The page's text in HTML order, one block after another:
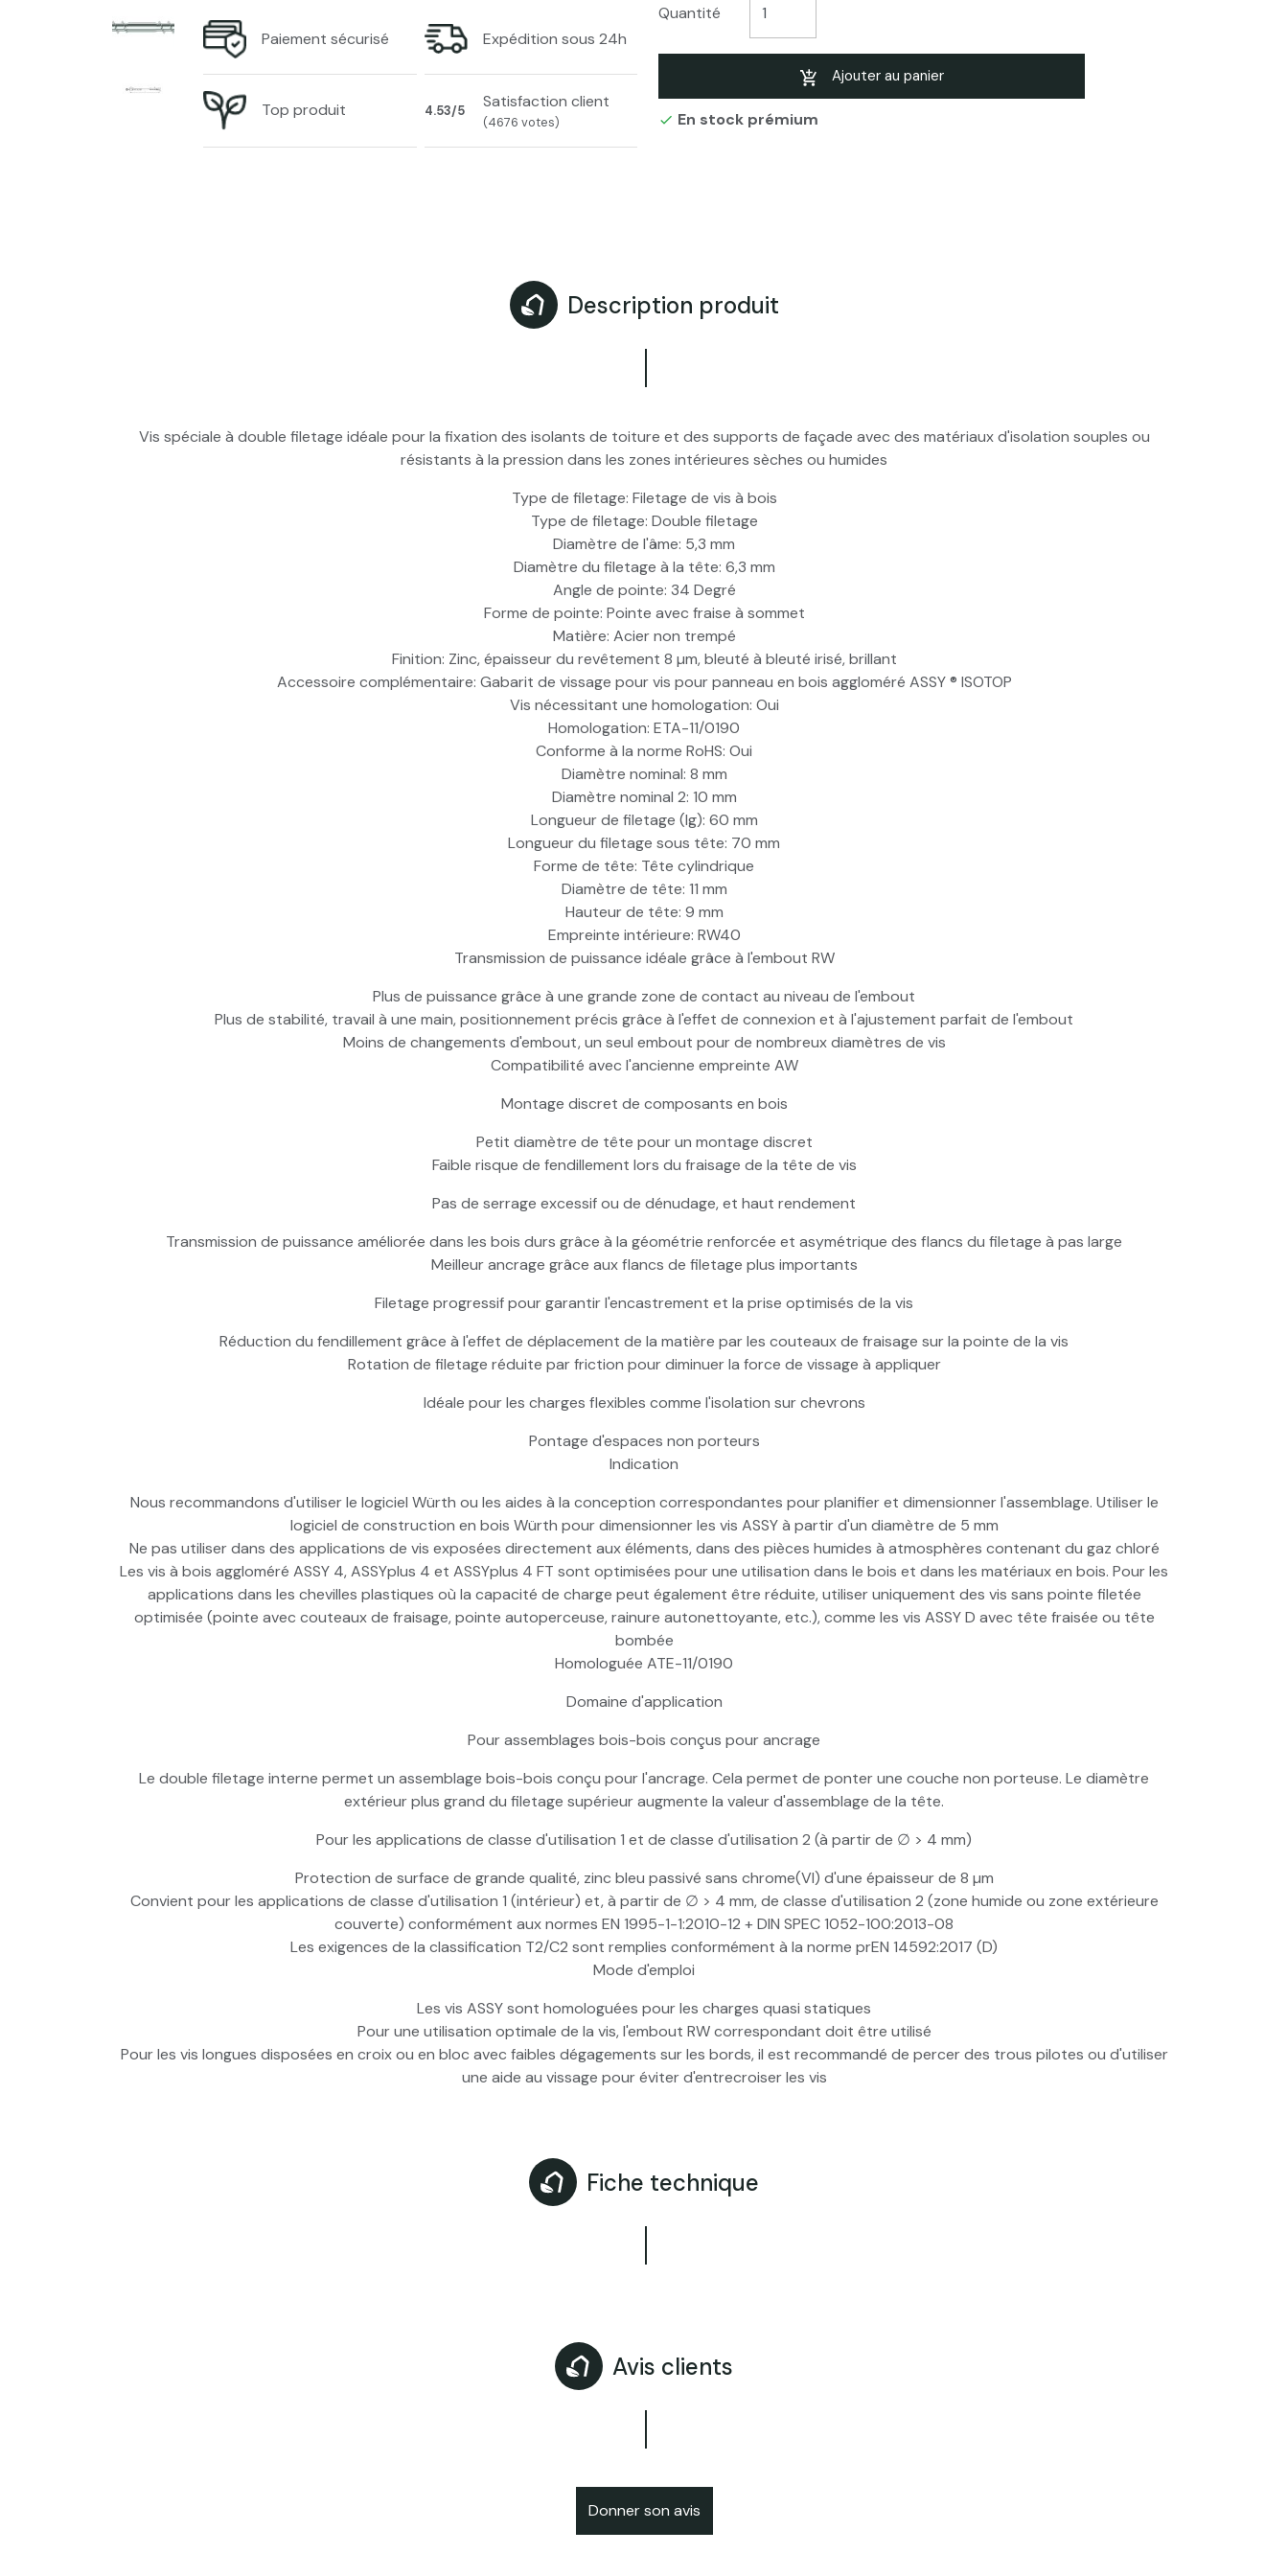
Paiement sécurisé Expédition sous 24h
Top produit 4.53/5 Satisfaction client
(4676 votes)
Quantité
Ajouter au panier
 En stock prémium
Description produit
Vis spéciale à double filetage idéale pour la fixation des isolants de toiture et des supports de façade avec des matériaux d'isolation souples ou
résistants à la pression dans les zones intérieures sèches ou humides
Type de filetage: Filetage de vis à bois
Type de filetage: Double filetage
Diamètre de l'âme: 5,3 mm
Diamètre du filetage à la tête: 6,3 mm
Angle de pointe: 34 Degré
Forme de pointe: Pointe avec fraise à sommet
Matière: Acier non trempé
Finition: Zinc, épaisseur du revêtement 8 µm, bleuté à bleuté irisé, brillant
Accessoire complémentaire: Gabarit de vissage pour vis pour panneau en bois aggloméré ASSY ® ISOTOP
Vis nécessitant une homologation: Oui
Homologation: ETA-11/0190
Conforme à la norme RoHS: Oui
Diamètre nominal: 8 mm
Diamètre nominal 2: 10 mm
Longueur de filetage (lg): 60 mm
Longueur du filetage sous tête: 70 mm
Forme de tête: Tête cylindrique
Diamètre de tête: 11 mm
Hauteur de tête: 9 mm
Empreinte intérieure: RW40
Transmission de puissance idéale grâce à l'embout RW
Plus de puissance grâce à une grande zone de contact au niveau de l'embout
Plus de stabilité, travail à une main, positionnement précis grâce à l'effet de connexion et à l'ajustement parfait de l'embout
Moins de changements d'embout, un seul embout pour de nombreux diamètres de vis
Compatibilité avec l'ancienne empreinte AW
Montage discret de composants en bois
Petit diamètre de tête pour un montage discret
Faible risque de fendillement lors du fraisage de la tête de vis
Pas de serrage excessif ou de dénudage, et haut rendement
Transmission de puissance améliorée dans les bois durs grâce à la géométrie renforcée et asymétrique des flancs du filetage à pas large
Meilleur ancrage grâce aux flancs de filetage plus importants
Filetage progressif pour garantir l'encastrement et la prise optimisés de la vis
Réduction du fendillement grâce à l'effet de déplacement de la matière par les couteaux de fraisage sur la pointe de la vis
Rotation de filetage réduite par friction pour diminuer la force de vissage à appliquer
Idéale pour les charges flexibles comme l'isolation sur chevrons
Pontage d'espaces non porteurs
Indication
Nous recommandons d'utiliser le logiciel Würth ou les aides à la conception correspondantes pour planifier et dimensionner l'assemblage. Utiliser le
logiciel de construction en bois Würth pour dimensionner les vis ASSY à partir d'un diamètre de 5 mm
Ne pas utiliser dans des applications de vis exposées directement aux éléments, dans des pièces humides à atmosphères contenant du gaz chloré
Les vis à bois aggloméré ASSY 4, ASSYplus 4 et ASSYplus 4 FT sont optimisées pour une utilisation dans le bois et dans les matériaux en bois. Pour les
applications dans les chevilles plastiques où la capacité de charge peut également être réduite, utiliser uniquement des vis sans pointe filetée
optimisée (pointe avec couteaux de fraisage, pointe autoperceuse, rainure autonettoyante, etc.), comme les vis ASSY D avec tête fraisée ou tête
bombée
Homologuée ATE-11/0190
Domaine d'application
Pour assemblages bois-bois conçus pour ancrage
Le double filetage interne permet un assemblage bois-bois conçu pour l'ancrage. Cela permet de ponter une couche non porteuse. Le diamètre
extérieur plus grand du filetage supérieur augmente la valeur d'assemblage de la tête.
Pour les applications de classe d'utilisation 1 et de classe d'utilisation 2 (à partir de ∅ > 4 mm)
Protection de surface de grande qualité, zinc bleu passivé sans chrome(VI) d'une épaisseur de 8 µm
Convient pour les applications de classe d'utilisation 1 (intérieur) et, à partir de ∅ > 4 mm, de classe d'utilisation 2 (zone humide ou zone extérieure
couverte) conformément aux normes EN 1995-1-1:2010-12 + DIN SPEC 1052-100:2013-08
Les exigences de la classification T2/C2 sont remplies conformément à la norme prEN 14592:2017 (D)
Mode d'emploi
Les vis ASSY sont homologuées pour les charges quasi statiques
Pour une utilisation optimale de la vis, l'embout RW correspondant doit être utilisé
Pour les vis longues disposées en croix ou en bloc avec faibles dégagements sur les bords, il est recommandé de percer des trous pilotes ou d'utiliser
une aide au vissage pour éviter d'entrecroiser les vis
Fiche technique
Avis clients
Donner son avis